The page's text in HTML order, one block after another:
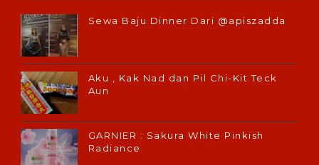
Sewa Baju Dinner Dari @apiszadda
Aku , Kak Nad dan Pil Chi-Kit Teck
Aun
GARNIER : Sakura White Pinkish
Radiance